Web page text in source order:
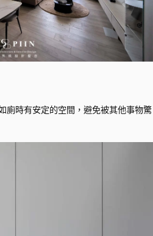
廁時有安定的空間，避免被其他事物驚